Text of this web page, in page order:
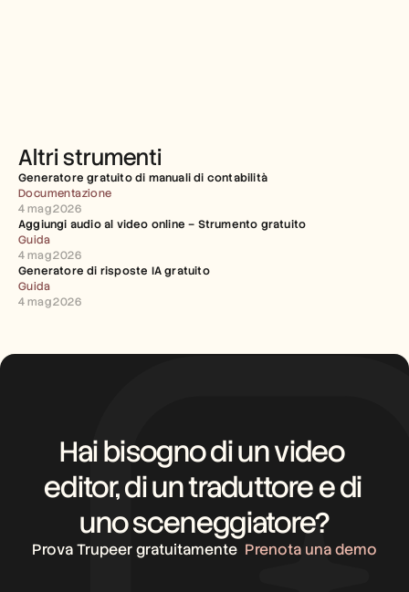
Altri strumenti
Generatore gratuito di manuali di contabilità
Documentazione
4 mag 2026
Aggiungi audio al video online – Strumento gratuito
Guida
4 mag 2026
Generatore di risposte IA gratuito
Guida
4 mag 2026
Hai bisogno di un video
editor, di un traduttore e di
uno sceneggiatore?
Prova Trupeer gratuitamente Prenota una demo